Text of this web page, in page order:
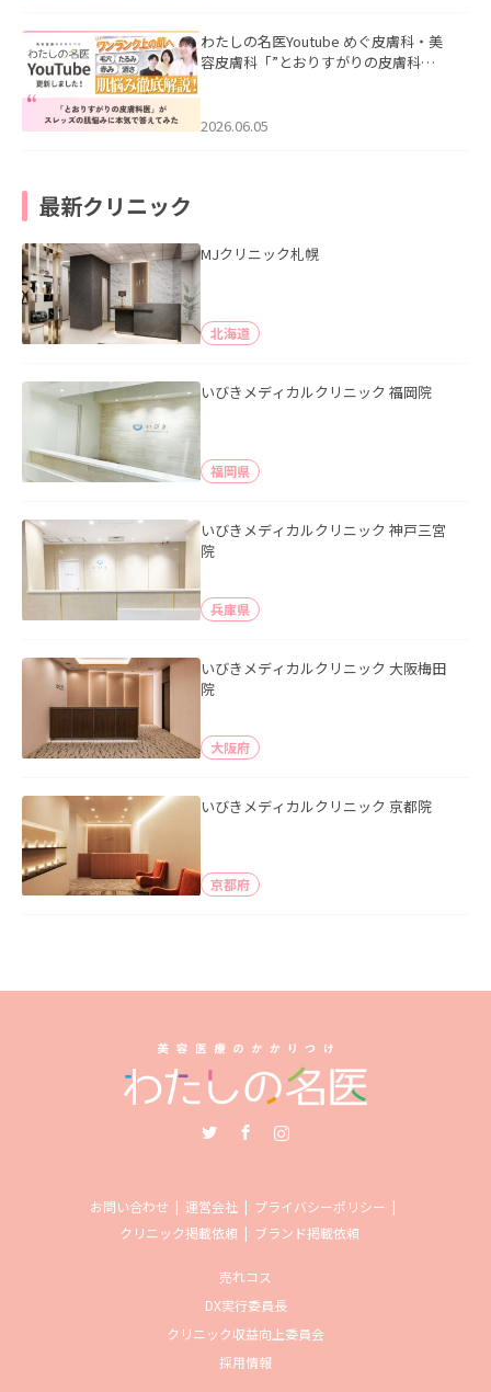
わたしの名医Youtube めぐ皮膚科・美
容皮膚科「”とおりすがりの皮膚科
2026.06.05
最新クリニック
MJクリニック札幌
北海道
いびきメディカルクリニック 福岡院
福岡県
いびきメディカルクリニック 神戸三宮
院
兵庫県
いびきメディカルクリニック 大阪梅田
院
大阪府
いびきメディカルクリニック 京都院
京都府
お問い合わせ 運営会社
プライバシーポリシー
クリニック掲載依頼
ブランド掲載依頼
売れコス
DX実行委員長
クリニック収益向上委員会
採用情報